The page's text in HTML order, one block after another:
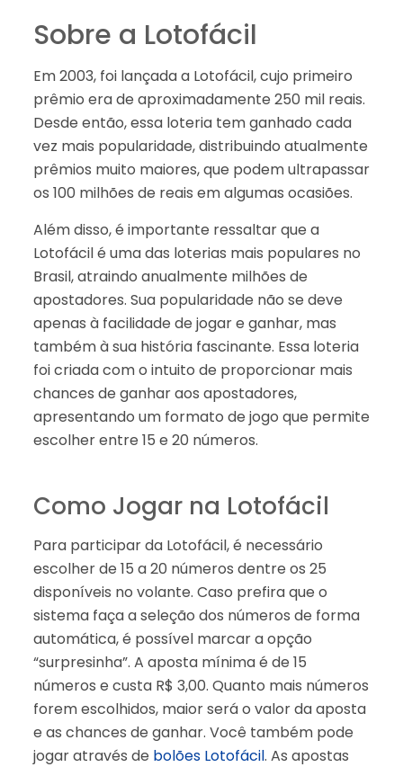
Sobre a Lotofácil
Em 2003, foi lançada a Lotofácil, cujo primeiro
prêmio era de aproximadamente 250 mil reais.
Desde então, essa loteria tem ganhado cada
vez mais popularidade, distribuindo atualmente
prêmios muito maiores, que podem ultrapassar
os 100 milhões de reais em algumas ocasiões.
Além disso, é importante ressaltar que a
Lotofácil é uma das loterias mais populares no
Brasil, atraindo anualmente milhões de
apostadores. Sua popularidade não se deve
apenas à facilidade de jogar e ganhar, mas
também à sua história fascinante. Essa loteria
foi criada com o intuito de proporcionar mais
chances de ganhar aos apostadores,
apresentando um formato de jogo que permite
escolher entre 15 e 20 números.
Como Jogar na Lotofácil
Para participar da Lotofácil, é necessário
escolher de 15 a 20 números dentre os 25
disponíveis no volante. Caso prefira que o
sistema faça a seleção dos números de forma
automática, é possível marcar a opção
“surpresinha”. A aposta mínima é de 15
números e custa R$ 3,00. Quanto mais números
forem escolhidos, maior será o valor da aposta
e as chances de ganhar. Você também pode
jogar através de bolões Lotofácil. As apostas